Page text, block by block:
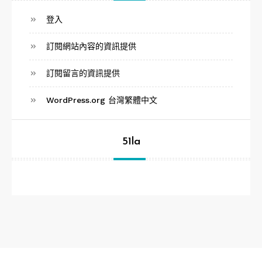
登入
訂閱網站內容的資訊提供
訂閱留言的資訊提供
WordPress.org 台灣繁體中文
51la